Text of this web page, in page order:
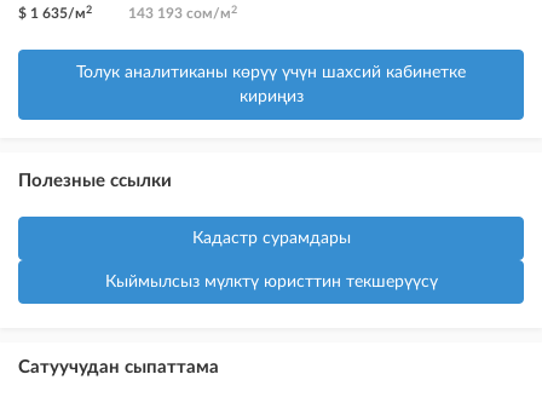
$ 1 635/м2 143 193 сом/м2
Толук аналитиканы көрүү үчүн шахсий кабинетке
кириңиз
Полезные ссылки
Кадастр сурамдары
Кыймылсыз мүлктү юристтин текшерүүсү
Сатуучудан сыпаттама